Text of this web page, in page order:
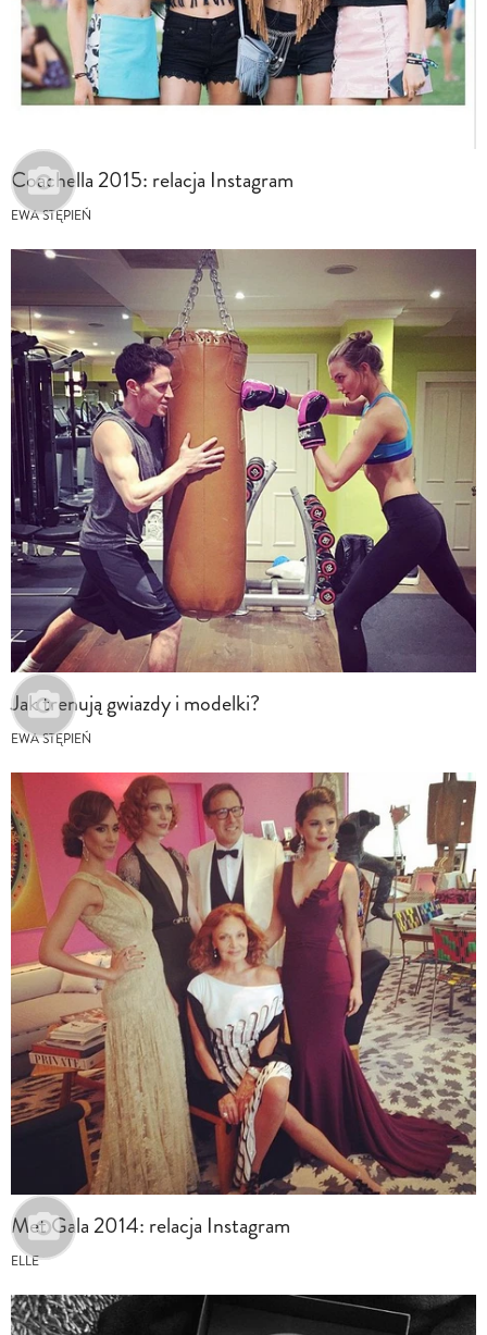
Coachella 2015: relacja Instagram
EWA STĘPIEŃ
Jak trenują gwiazdy i modelki?
EWA STĘPIEŃ
Met Gala 2014: relacja Instagram
ELLE